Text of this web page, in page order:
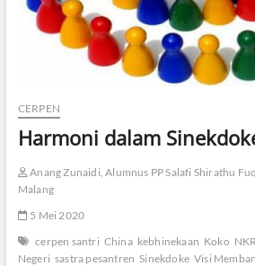
CERPEN
Harmoni dalam
Anang Zunaidi, Alumnus PP Salafi Shirathu
Malang
5 Mei 2020
cerpen santri China kebhinekaan Koko
Negeri sastra pesantren Sinekdoke Visi